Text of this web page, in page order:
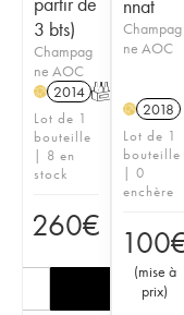
3 bts)
Champag
ne AOC
H 2014 T
Lot de 1
bouteille
| 8 en
stock
260€
nnat
Champag
ne AOC
H 2018
Lot de 1
bouteille
| 0
enchère
100
(mise à
prix)